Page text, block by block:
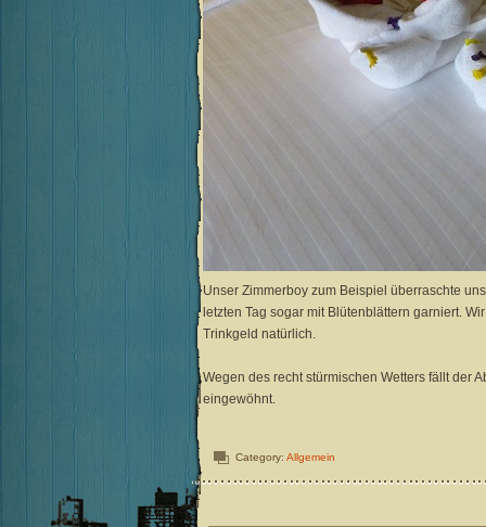
Unser Zimmerboy zum Beispiel überraschte
letzten Tag sogar mit Blütenblättern garniert.
Trinkgeld natürlich.
Wegen des recht stürmischen Wetters fällt der
eingewöhnt.
Category: Allgemein